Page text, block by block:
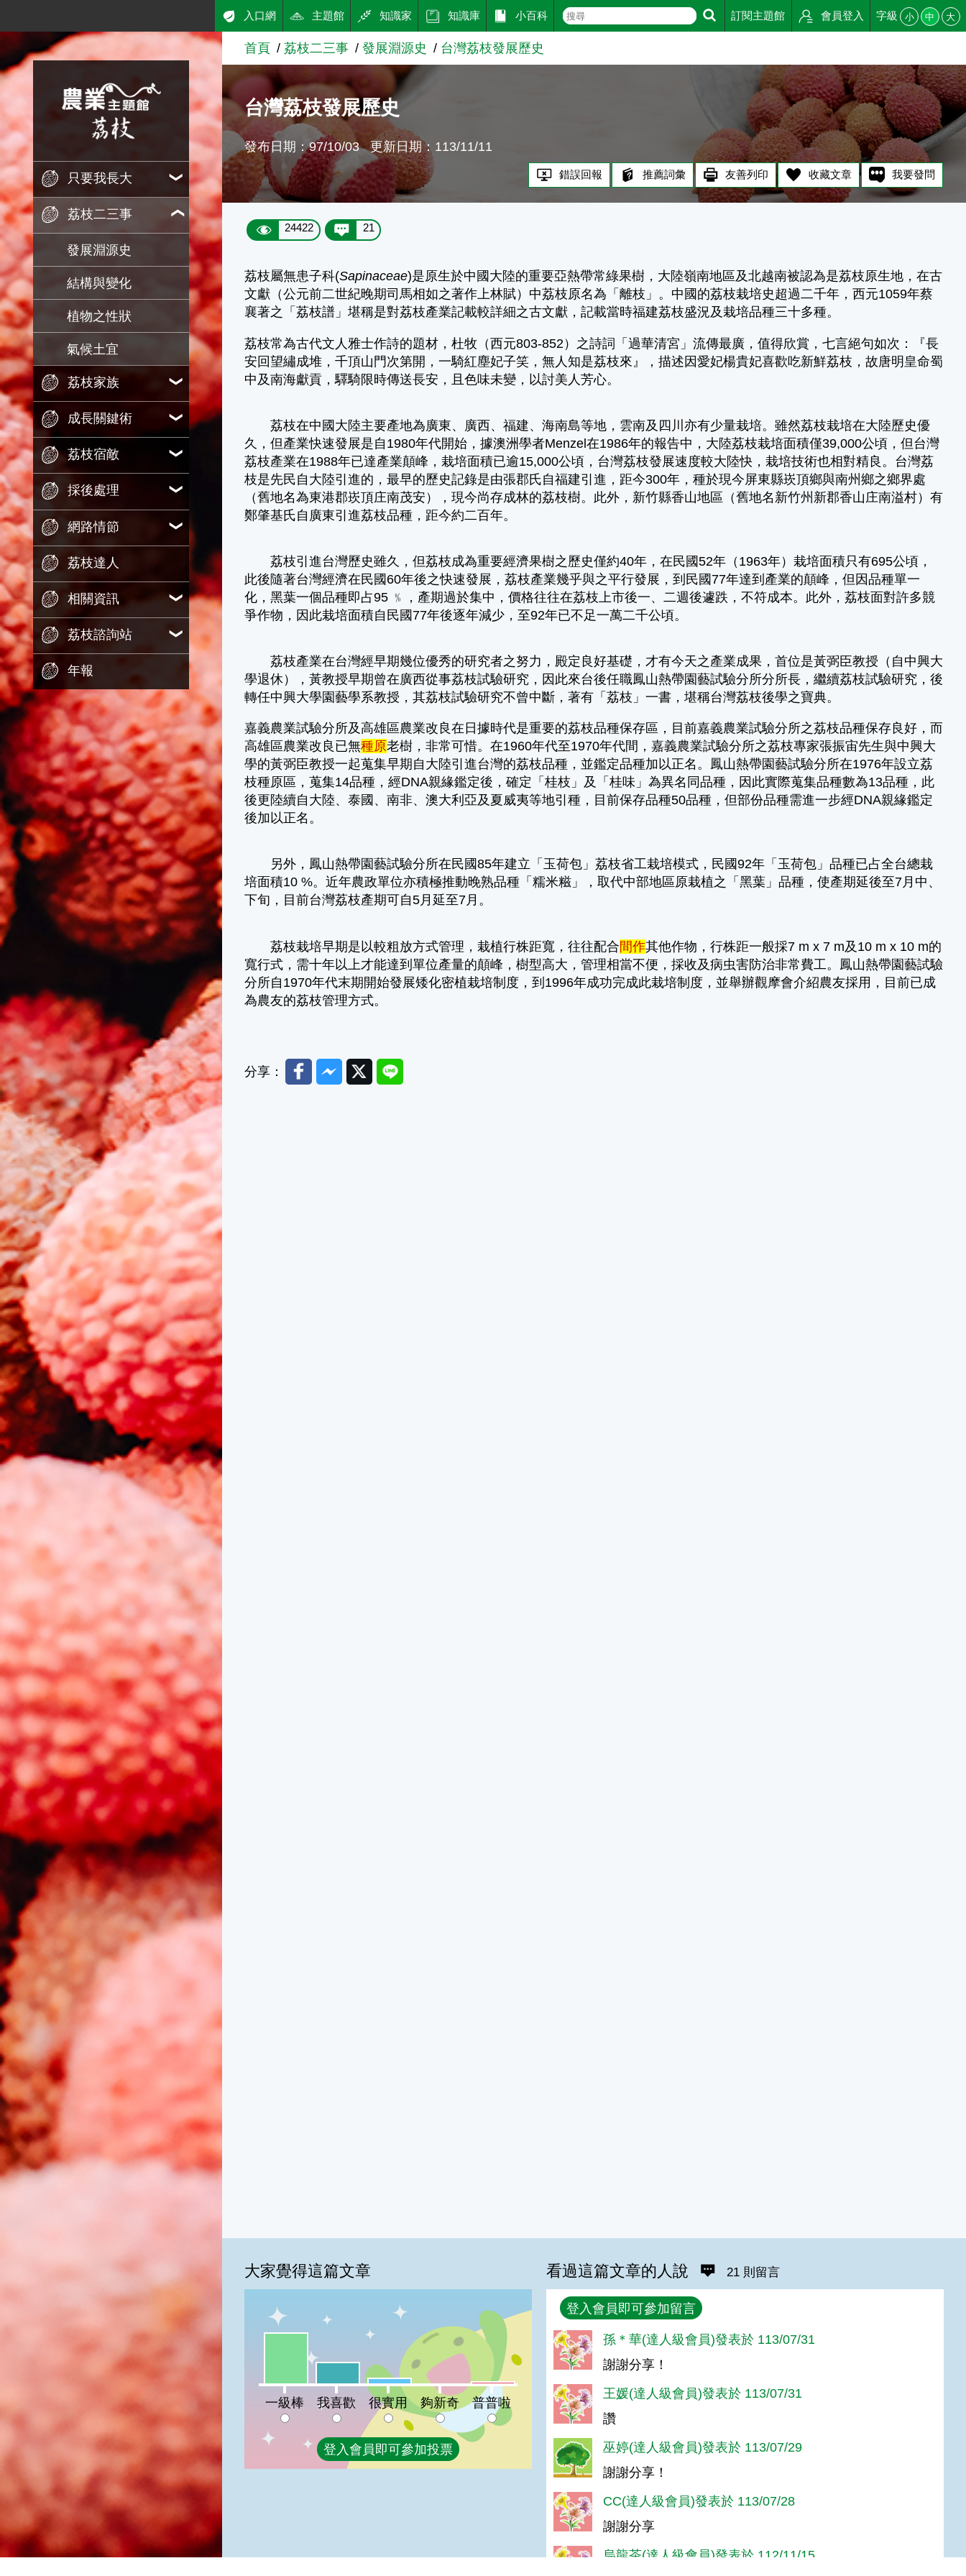
跳到主要內容
農業知識入口網
只要我長大
荔枝二三事
發展淵源史
結構與變化
植物之性狀
氣候土宜
荔枝家族
成長關鍵術
荔枝宿敵
採後處理
網路情節
荔枝達人
相關資訊
荔枝諮詢站
年報
入口網 主題館 知識家 知識庫 小百科 訂閱主題館 會員登入 字級 小 中 大
首頁 荔枝二三事 發展淵源史 台灣荔枝發展歷史
台灣荔枝發展歷史
發布日期：97/10/03 更新日期：113/11/11
錯誤回報 推薦詞彙 友善列印 收藏文章 我要發問
24422 21
荔枝屬無患子科(Sapinaceae)是原生於中國大陸的重要亞熱帶常綠果樹，大陸嶺南地區及北越南被認為是荔枝原生地，在古
文獻（公元前二世紀晚期司馬相如之著作上林賦）中荔枝原名為「離枝」。中國的荔枝栽培史超過二千年，西元1059年蔡
襄著之「荔枝譜」堪稱是對荔枝產業記載較詳細之古文獻，記載當時福建荔枝盛況及栽培品種三十多種。
荔枝常為古代文人雅士作詩的題材，杜牧（西元803-852）之詩詞「過華清宮」流傳最廣，值得欣賞，七言絕句如次：『長
安回望繡成堆，千頂山門次第開，一騎紅塵妃子笑，無人知是荔枝來』，描述因愛妃楊貴妃喜歡吃新鮮荔枝，故唐明皇命蜀
中及南海獻貢，驛騎限時傳送長安，且色味未變，以討美人芳心。
荔枝在中國大陸主要產地為廣東、廣西、福建、海南島等地，雲南及四川亦有少量栽培。雖然荔枝栽培在大陸歷史優
久，但產業快速發展是自1980年代開始，據澳洲學者Menzel在1986年的報告中，大陸荔枝栽培面積僅39,000公頃，但台灣
荔枝產業在1988年已達產業顛峰，栽培面積已逾15,000公頃，台灣荔枝發展速度較大陸快，栽培技術也相對精良。台灣荔
枝是先民自大陸引進的，最早的歷史記錄是由張郡氏自福建引進，距今300年，種於現今屏東縣崁頂鄉與南州鄉之鄉界處
（舊地名為東港郡崁頂庄南茂安），現今尚存成林的荔枝樹。此外，新竹縣香山地區（舊地名新竹州新郡香山庄南溢村）有
鄭肇基氏自廣東引進荔枝品種，距今約二百年。
荔枝引進台灣歷史雖久，但荔枝成為重要經濟果樹之歷史僅約40年，在民國52年（1963年）栽培面積只有695公頃，
此後隨著台灣經濟在民國60年後之快速發展，荔枝產業幾乎與之平行發展，到民國77年達到產業的顛峰，但因品種單一
化，黑葉一個品種即占95 ﹪，產期過於集中，價格往往在荔枝上市後一、二週後遽跌，不符成本。此外，荔枝面對許多競
爭作物，因此栽培面積自民國77年後逐年減少，至92年已不足一萬二千公頃。
荔枝產業在台灣經早期幾位優秀的研究者之努力，殿定良好基礎，才有今天之產業成果，首位是黃弼臣教授（自中興大
學退休），黃教授早期曾在廣西從事荔枝試驗研究，因此來台後任職鳳山熱帶園藝試驗分所分所長，繼續荔枝試驗研究，後
轉任中興大學園藝學系教授，其荔枝試驗研究不曾中斷，著有「荔枝」一書，堪稱台灣荔枝後學之寶典。
嘉義農業試驗分所及高雄區農業改良在日據時代是重要的荔枝品種保存區，目前嘉義農業試驗分所之荔枝品種保存良好，而
高雄區農業改良已無種原老樹，非常可惜。在1960年代至1970年代間，嘉義農業試驗分所之荔枝專家張振宙先生與中興大
學的黃弼臣教授一起蒐集早期自大陸引進台灣的荔枝品種，並鑑定品種加以正名。鳳山熱帶園藝試驗分所在1976年設立荔
枝種原區，蒐集14品種，經DNA親緣鑑定後，確定「桂枝」及「桂味」為異名同品種，因此實際蒐集品種數為13品種，此
後更陸續自大陸、泰國、南非、澳大利亞及夏威夷等地引種，目前保存品種50品種，但部份品種需進一步經DNA親緣鑑定
後加以正名。
另外，鳳山熱帶園藝試驗分所在民國85年建立「玉荷包」荔枝省工栽培模式，民國92年「玉荷包」品種已占全台總栽
培面積10 %。近年農政單位亦積極推動晚熟品種「糯米糍」，取代中部地區原栽植之「黑葉」品種，使產期延後至7月中、
下旬，目前台灣荔枝產期可自5月延至7月。
荔枝栽培早期是以較粗放方式管理，栽植行株距寬，往往配合間作其他作物，行株距一般採7 m x 7 m及10 m x 10 m的
寬行式，需十年以上才能達到單位產量的顛峰，樹型高大，管理相當不便，採收及病虫害防治非常費工。鳳山熱帶園藝試驗
分所自1970年代末期開始發展矮化密植栽培制度，到1996年成功完成此栽培制度，並舉辦觀摩會介紹農友採用，目前已成
為農友的荔枝管理方式。
分享： FacebookMessenger
TwitterLine
大家覺得這篇文章
我喜歡:27%
很實用:7%夠新奇:0%普普啦:2%
一級棒
我喜歡 很實用 夠新奇 普普啦
登入會員即可參加投票
看過這篇文章的人說 21 則留言
回覆
登入會員即可參加留言
孫＊華(達人級會員)發表於 113/07/31
謝謝分享！
王媛(達人級會員)發表於 113/07/31
讚
巫婷(達人級會員)發表於 113/07/29
謝謝分享！
CC(達人級會員)發表於 113/07/28
謝謝分享
烏龍茶(達人級會員)發表於 112/11/15